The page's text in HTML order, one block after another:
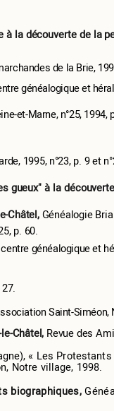
à la découverte de la
de la Brie,
généalogique et
et-Marne, n°25, 1994,
1995, n°23, p. 9 et
gueux" à la
Châtel,Généalogie
p. 60.
généalogique et
Saint-Siméon,
Châtel, Revue des
« Les
Notre village, 1998.
biographiques,